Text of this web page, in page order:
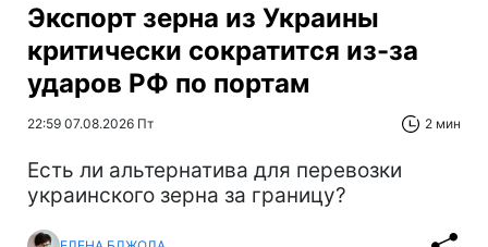
Экспорт зерна из Украины
критически сократится из-за
ударов РФ по портам
22:59 07.08.2026 Пт 2 мин
Есть ли альтернатива для перевозки
украинского зерна за границу?